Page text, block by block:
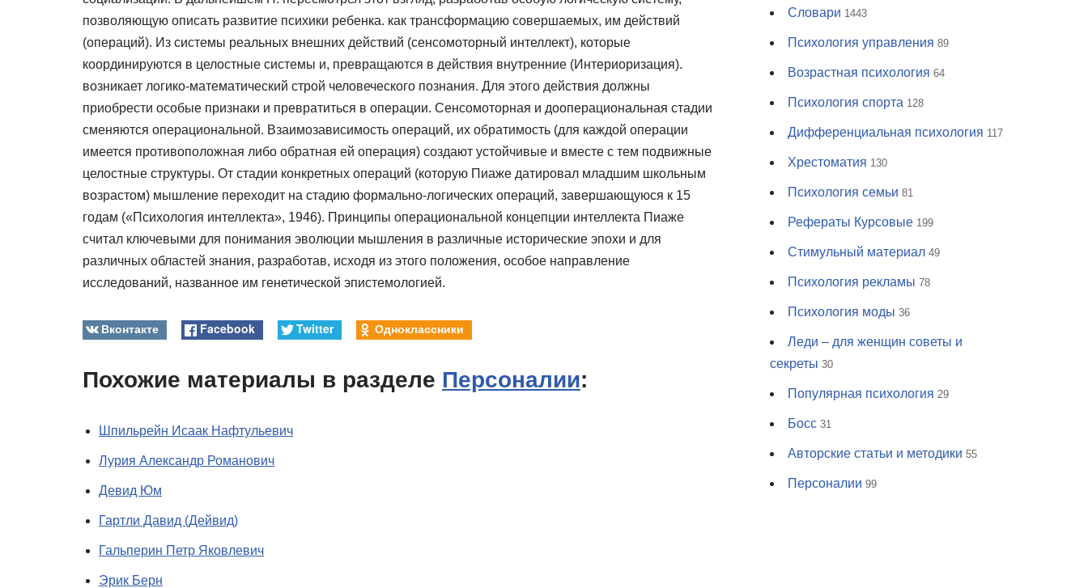
позволяющую описать развитие психики ребенка. как трансформацию совершаемых, им действий
(операций). Из системы реальных внешних действий (сенсомоторный интеллект), которые
координируются в целостные системы и, превращаются в действия внутренние (Интериоризация).
возникает логико-математический строй человеческого познания. Для этого действия должны
приобрести особые признаки и превратиться в операции. Сенсомоторная и дооперациональная стадии
сменяются операциональной. Взаимозависимость операций, их обратимость (для каждой операции
имеется противоположная либо обратная ей операция) создают устойчивые и вместе с тем подвижные
целостные структуры. От стадии конкретных операций (которую Пиаже датировал младшим школьным
возрастом) мышление переходит на стадию формально-логических операций, завершающуюся к 15
годам («Психология интеллекта», 1946). Принципы операциональной концепции интеллекта Пиаже
считал ключевыми для понимания эволюции мышления в различные исторические эпохи и для
различных областей знания, разработав, исходя из этого положения, особое направление
исследований, названное им генетической эпистемологией.
Вконтакте Facebook Twitter Одноклассники
Похожие материалы в разделе Персоналии:
Шпильрейн Исаак Нафтульевич
Лурия Александр Романович
Девид Юм
Гартли Давид (Дейвид)
Гальперин Петр Яковлевич
Эрик Берн
Словари 1443
Психология управления 89
Возрастная психология 64
Психология спорта 128
Дифференциальная психология 117
Хрестоматия 130
Психология семьи 81
Рефераты Курсовые 199
Стимульный материал 49
Психология рекламы 78
Психология моды 36
Леди – для женщин советы и
секреты 30
Популярная психология 29
Босс 31
Авторские статьи и методики 55
Персоналии 99